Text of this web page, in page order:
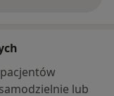
lub